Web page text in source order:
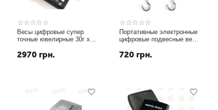
Весы цифровые супер
точные ювелирные 30г x
2970 грн.
Портативные электронные
цифровые подвесные весы
макс. весом 45 кг WeiHeng
720 грн.